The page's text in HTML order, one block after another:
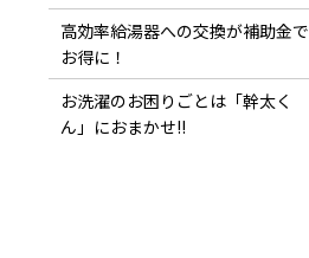
高効率給湯器への交換が補助金で
お得に！
お洗濯のお困りごとは「幹太く
ん」におまかせ!!